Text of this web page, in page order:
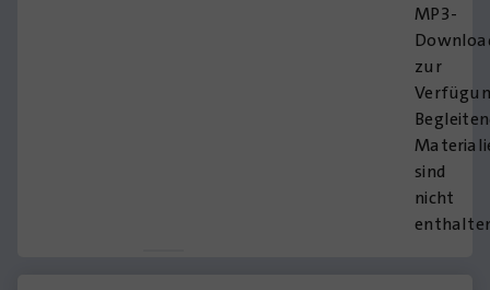
MP3-
zur
sind
nicht